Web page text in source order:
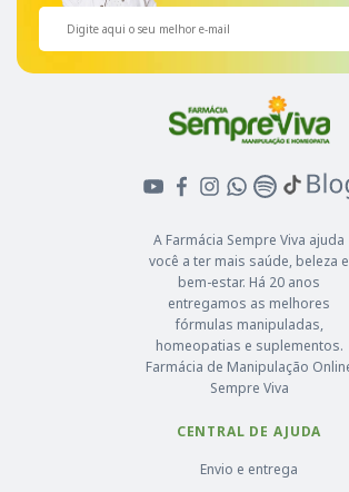
A Farmácia Sempre Viva ajuda
você a ter mais saúde, beleza e
bem-estar. Há 20 anos
entregamos as melhores
fórmulas manipuladas,
homeopatias e suplementos.
Farmácia de Manipulação
Sempre Viva
CENTRAL DE AJUDA
Envio e entrega